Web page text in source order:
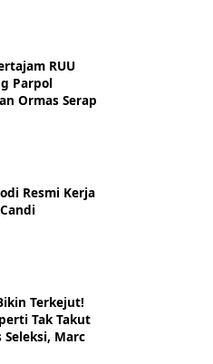
RUU
Parpol
Ormas Serap
Resmi Kerja
Terkejut!
Tak Takut
Marc